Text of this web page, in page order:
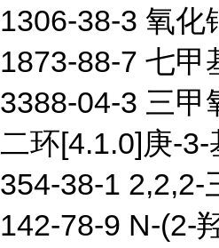
1306-38-3 氧化
1873-88-7 七甲
3388-04-3 三甲
二环[4.1.0]庚-
354-38-1 2,2,2-
142-78-9 N-(2-